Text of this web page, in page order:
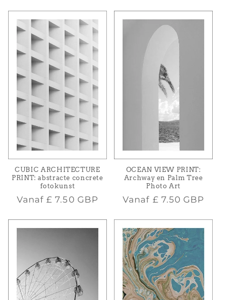
CUBIC ARCHITECTURE
PRINT: abstracte concrete
fotokunst
Normale
Vanaf£ 7.50 GBP
OCEAN VIEW PRINT:
Archway en Palm Tree
Photo Art
Normale
Vanaf £ 7.50 GBP